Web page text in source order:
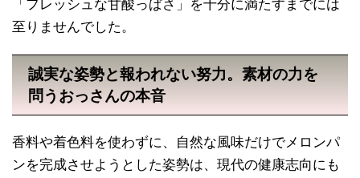
「フレッシュな甘酸っぱさ」を十分に満たすまでには
至りませんでした。
誠実な姿勢と報われない努力。素材の力を
問うおっさんの本音
香料や着色料を使わずに、自然な風味だけでメロンパ
ンを完成させようとした姿勢は、現代の健康志向にも